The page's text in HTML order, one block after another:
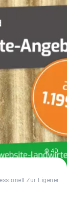
© 4D
Zur Eigenen